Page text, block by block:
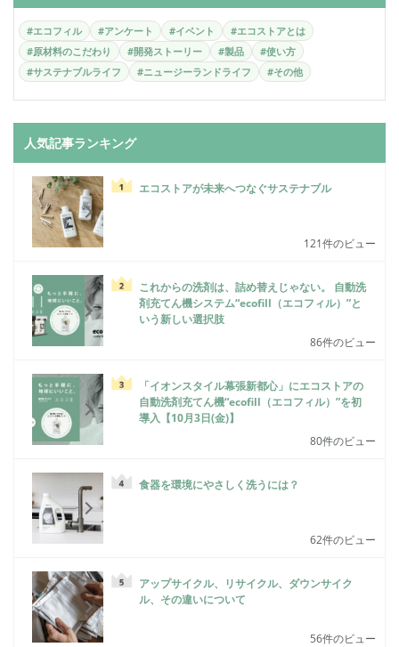
#エコフィル #アンケート #イベント
#エコストアとは
#原材料のこだわり
#開発ストーリー #製品
#使い方
#サステナブルライフ
#ニュージーランドライフ #その他
人気記事ランキング
エコストアが未来へつなぐサステナブル
121件のビュー
これからの洗剤は、詰め替えじゃない。 自動洗
剤充てん機システム“ecofill（エコフィル）”と
いう新しい選択肢
86件のビュー
「イオンスタイル幕張新都心」にエコストアの
自動洗剤充てん機“ecofill（エコフィル）”を初
導入【10月3日(金)】
80件のビュー
食器を環境にやさしく洗うには？
62件のビュー
アップサイクル、リサイクル、ダウンサイク
ル、その違いについて
56件のビュー